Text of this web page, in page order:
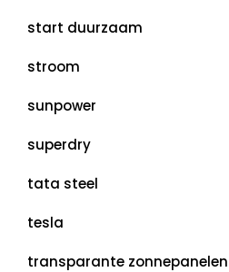
start duurzaam
stroom
sunpower
superdry
tata steel
tesla
transparante zonnepanelen